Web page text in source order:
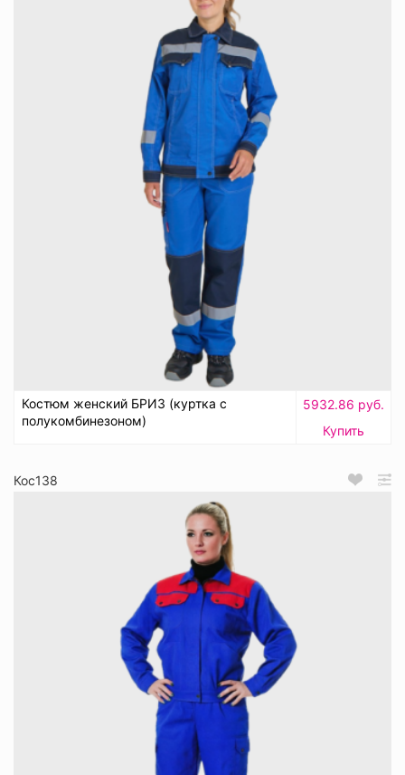
Костюм женский БРИЗ (куртка с
полукомбинезоном)
5932.86 руб.
Купить
Кос138